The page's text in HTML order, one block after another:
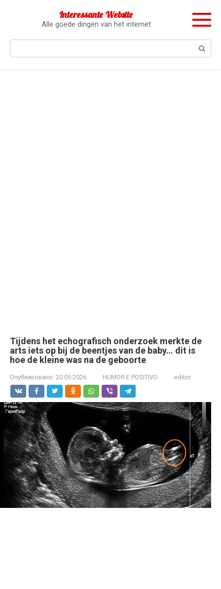
Interessante Website
Alle goede dingen van het internet
Tijdens het echografisch onderzoek merkte de
arts iets op bij de beentjes van de baby… dit is
hoe de kleine was na de geboorte
Опубликовано: 20.05.2026 HUMOR E POSITIVO editor